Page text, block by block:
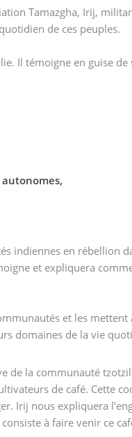
Tamazgha, Irij,
de ces peuples.
Il témoigne en guise
indiennes en rébellion
et expliquera
et les
domaines de la vie
de la communauté
de café. Cette
Irij nous expliquera
à faire venir ce